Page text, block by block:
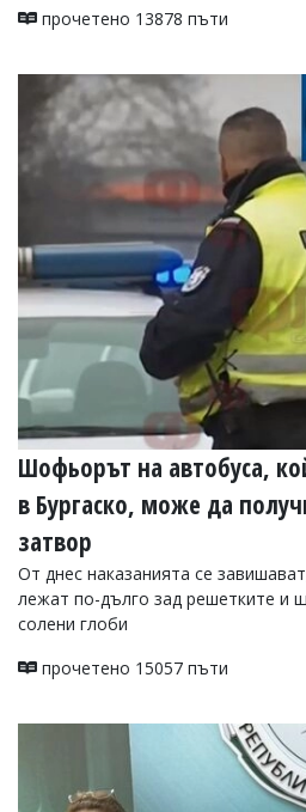
прочетено 13878 пъти
Шофьорът на автобуса,
в Бургаско, може да
затвор
От днес наказанията се
лежат по-дълго зад решетките и
солени глоби
прочетено 15057 пъти